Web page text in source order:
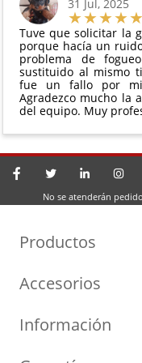
31 Jul, 2025
Tuve que solicitar la
porque hacía un
problema de
sustituido al mismo
fue un fallo por
Agradezco mucho la
del equipo. Muy
No se atenderán
Productos
Turbos por Marca
Cartuchos
Accesorios
Geometrías
Información